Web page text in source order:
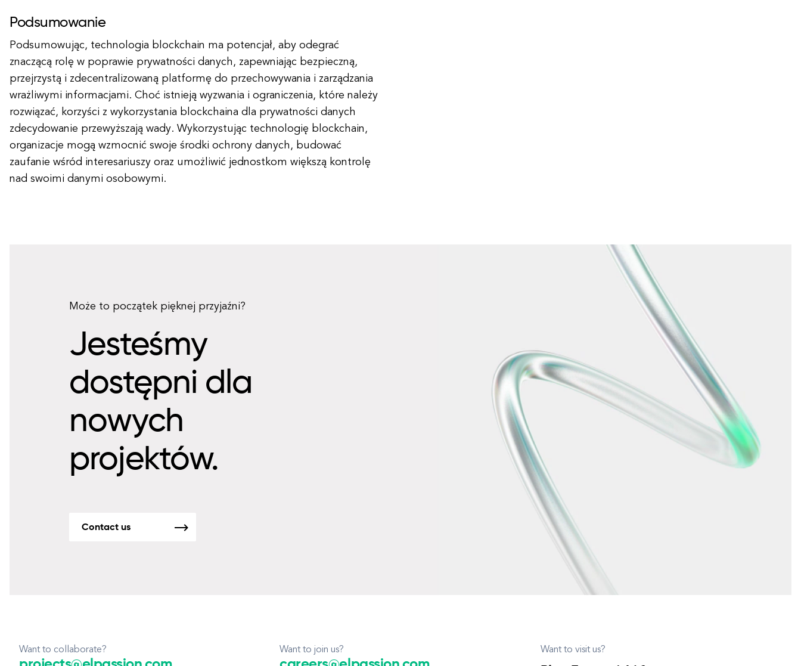
Podsumowanie
Podsumowując, technologia blockchain ma potencjał, aby odegrać
znaczącą rolę w poprawie prywatności danych, zapewniając bezpieczną,
przejrzystą i zdecentralizowaną platformę do przechowywania i zarządzania
wrażliwymi informacjami. Choć istnieją wyzwania i ograniczenia, które należy
rozwiązać, korzyści z wykorzystania blockchaina dla prywatności danych
zdecydowanie przewyższają wady. Wykorzystując technologię blockchain,
organizacje mogą wzmocnić swoje środki ochrony danych, budować
zaufanie wśród interesariuszy oraz umożliwić jednostkom większą kontrolę
nad swoimi danymi osobowymi.
Może to początek pięknej przyjaźni?
Jesteśmy
dostępni dla
nowych
projektów.
Contact us
Want to collaborate? Want to join us? Want to visit us?